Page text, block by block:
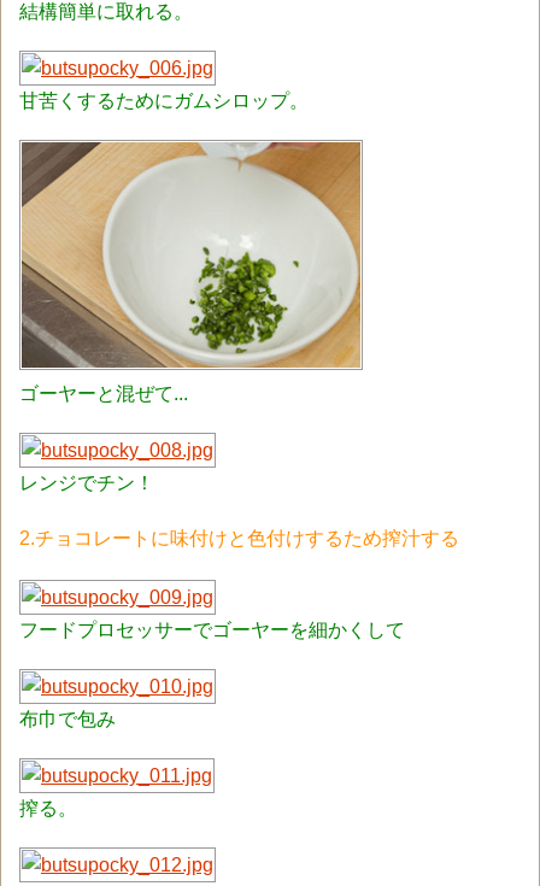
結構簡単に取れる。
甘苦くするためにガムシロップ。
ゴーヤーと混ぜて...
レンジでチン！
2.チョコレートに味付けと色付けするため搾汁する
フードプロセッサーでゴーヤーを細かくして
布巾で包み
搾る。